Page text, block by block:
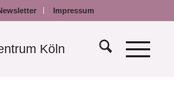
Impressum